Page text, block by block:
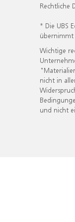
Rechtliche
* Die UBS
übernimmt
Wichtige
nicht in
und nicht